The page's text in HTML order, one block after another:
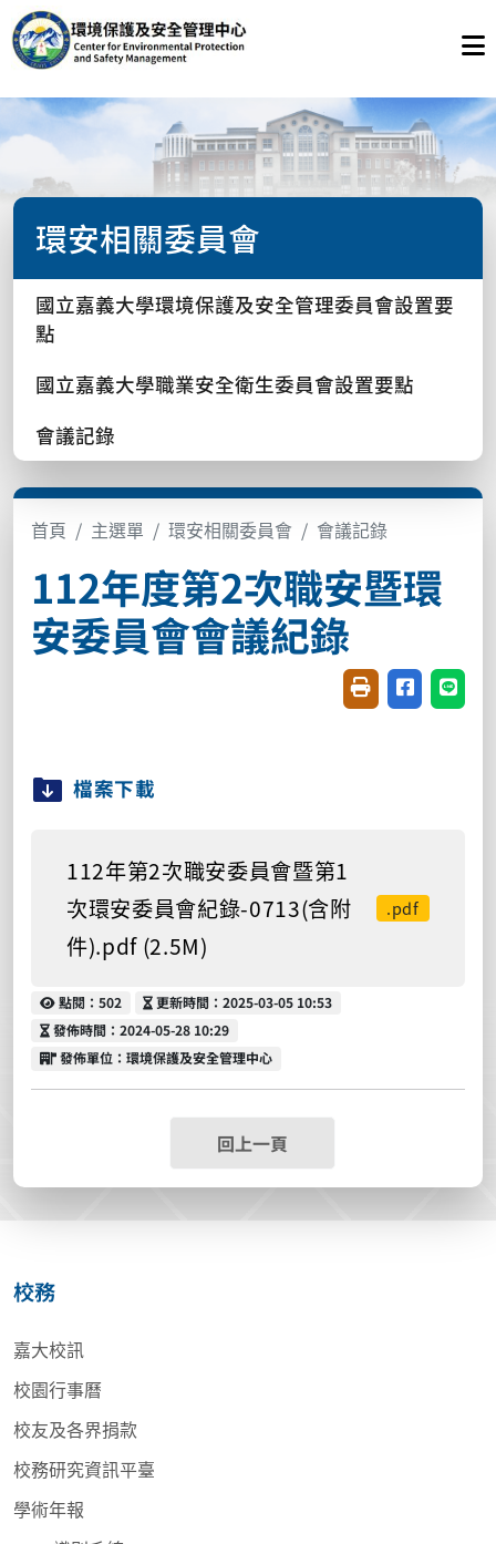
環安相關委員會
國立嘉義大學環境保護及安全管理委員會設置要
點
國立嘉義大學職業安全衛生委員會設置要點
會議記錄
首頁 主選單 環安相關委員會 會議記錄
112年度第2次職安暨環
安委員會會議紀錄
友善列印(開新視
分享至臉書
分享
檔案下載
112年第2次職安委員會暨第1
次環安委員會紀錄-0713(含附
件).pdf (2.5M)
.pdf
點閱
點閱：502 更新時間
更新時間：2025-03-05 10:53
發佈時間
發佈時間：2024-05-28 10:29
發佈單位
發佈單位：環境保護及安全管理中心
回上一頁
校務
嘉大校訊
校園行事曆
校友及各界捐款
校務研究資訊平臺
學術年報